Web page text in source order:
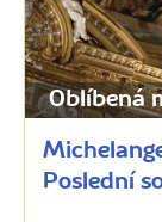
Oblíbená
Poslední